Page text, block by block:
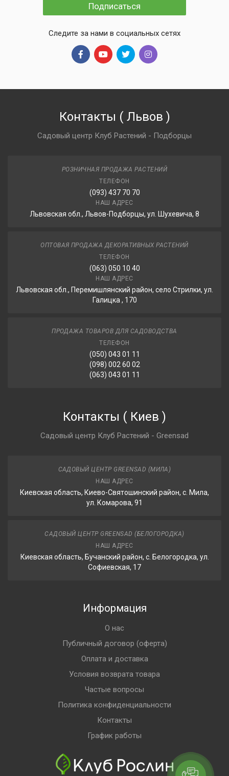
Подписаться
Следите за нами в социальных сетях
Контакты ( Львов )
Садовый центр Клуб Растений - Подборцы
РОЗНИЧНАЯ ПРОДАЖА РАСТЕНИЙ
ТЕЛЕФОН
(093) 437 70 70
НАШ АДРЕС
Львовская обл., Львов-Подборцы, ул. Шухевича, 8
ОПТОВАЯ ПРОДАЖА ДЕКОРАТИВНЫХ РАСТЕНИЙ
ТЕЛЕФОН
(063) 050 10 40
НАШ АДРЕС
Львовская обл., Перемишлянский район, село Стрилки, ул.
Галицка , 170
ПРОДАЖА ТОВАРОВ ДЛЯ САДОВОДСТВА
ТЕЛЕФОН
(050) 043 01 11
(098) 002 60 02
(063) 043 01 11
Контакты ( Киев )
Садовый центр Клуб Растений - Greensad
САДОВЫЙ ЦЕНТР GREENSAD (МИЛА)
НАШ АДРЕС
Киевская область, Киево-Святошинский район, с. Мила,
ул. Комарова, 91
САДОВЫЙ ЦЕНТР GREENSAD (БЕЛОГОРОДКА)
НАШ АДРЕС
Киевская область, Бучанский район, с. Белогородка, ул.
Софиевская, 17
Информация
О нас
Публичный договор (оферта)
Оплата и доставка
Условия возврата товара
Частые вопросы
Политика конфиденциальности
Контакты
График работы